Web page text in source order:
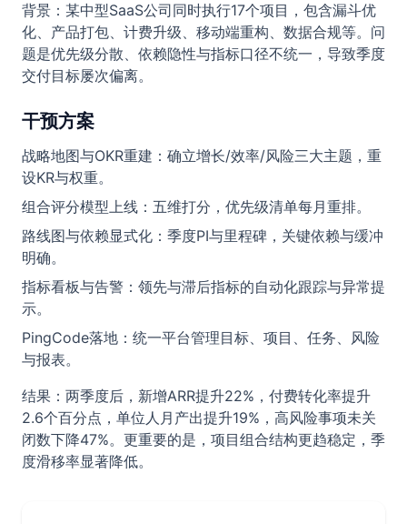
背景：某中型SaaS公司同时执行17个项目，包含漏斗优
化、产品打包、计费升级、移动端重构、数据合规等。问
题是优先级分散、依赖隐性与指标口径不统一，导致季度
交付目标屡次偏离。
干预方案
战略地图与OKR重建：确立增长/效率/风险三大主题，重
设KR与权重。
组合评分模型上线：五维打分，优先级清单每月重排。
路线图与依赖显式化：季度PI与里程碑，关键依赖与缓冲
明确。
指标看板与告警：领先与滞后指标的自动化跟踪与异常提
示。
PingCode落地：统一平台管理目标、项目、任务、风险
与报表。
结果：两季度后，新增ARR提升22%，付费转化率提升
2.6个百分点，单位人月产出提升19%，高风险事项未关
闭数下降47%。更重要的是，项目组合结构更趋稳定，季
度滑移率显著降低。